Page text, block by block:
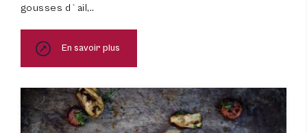
gousses d`ail,..
En savoir plus